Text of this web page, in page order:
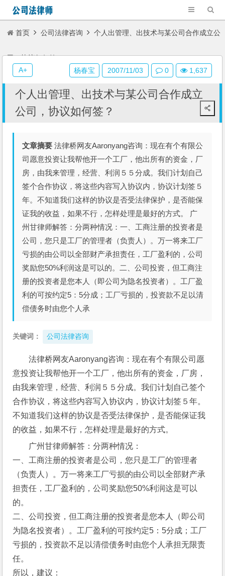
首页 公司法律咨询 个人出管理、出技术与某公司合作成立公
司，协议如何签？
个人出管理、出技术与某公司合作成立
公司，协议如何签？
文章摘要 法律桥网友Aaronyang咨询：现在有个有限公
司愿意投资让我帮他开一个工厂，他出所有的资金，厂
房，由我来管理，经营、利润５５分成。我们计划自己
签个合作协议，将这些内容写入协议内，协议计划签５
年。不知道我们这样的协议是否受法律保护，是否能保
证我的收益，如果不行，怎样处理是最好的方式。 广
州甘律师解答：分两种情况：一、工商注册的投资者是
公司，您只是工厂的管理者（负责人）。万一将来工厂
亏损的由公司以全部财产承担责任，工厂盈利的，公司
奖励您50%利润这是可以的。二、公司投资，但工商注
册的投资者是您本人（即公司为隐名投资者）。工厂盈
利的可按约定5：5分成；工厂亏损的，投资款不足以清
偿债务时由您个人承
关键词： 公司法律咨询
法律桥网友Aaronyang咨询：现在有个有限公司愿
意投资让我帮他开一个工厂，他出所有的资金，厂房，
由我来管理，经营、利润５５分成。我们计划自己签个
合作协议，将这些内容写入协议内，协议计划签５年。
不知道我们这样的协议是否受法律保护，是否能保证我
的收益，如果不行，怎样处理是最好的方式。
广州甘律师解答：分两种情况：
一、工商注册的投资者是公司，您只是工厂的管理者
（负责人）。万一将来工厂亏损的由公司以全部财产承
担责任，工厂盈利的，公司奖励您50%利润这是可以
的。
二、公司投资，但工商注册的投资者是您本人（即公司
为隐名投资者）。工厂盈利的可按约定5：5分成；工厂
亏损的，投资款不足以清偿债务时由您个人承担无限责
任。
所以，建议：
杨春宝 2007/11/03 0 1,637
A+